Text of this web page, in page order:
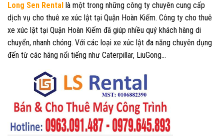
Long Sen Rental là một trong những công ty chuyên cung cấp
dịch vụ cho thuê xe xúc lật tại Quận Hoàn Kiếm. Công ty cho thuê
xe xúc lật tại Quận Hoàn Kiếm đã giúp nhiều quý khách hàng di
chuyển, nhanh chóng. Với các loại xe xúc lật đa năng chuyên dụng
đến từ các hãng nổi tiếng như Caterpillar, LiuGong…